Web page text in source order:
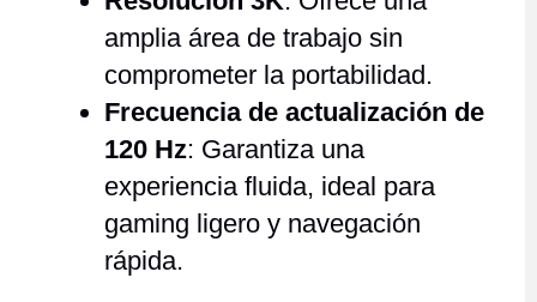
amplia área de trabajo sin
comprometer la portabilidad.
Frecuencia de actualización de
120 Hz: Garantiza una
experiencia fluida, ideal para
gaming ligero y navegación
rápida.